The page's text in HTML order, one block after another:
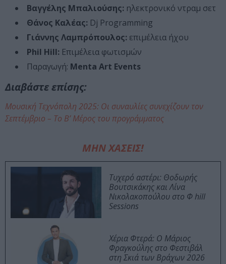
Βαγγέλης Μπαλιούσης: ηλεκτρονικό ντραμ σετ
Θάνος Καλέας: Dj Programming
Γιάννης Λαμπρόπουλος: επιμέλεια ήχου
Phil Hill: Επιμέλεια φωτισμών
Παραγωγή: Menta Art Events
Διαβάστε επίσης:
Μουσική Τεχνόπολη 2025: Οι συναυλίες συνεχίζουν τον
Σεπτέμβριο – Το Β’ Μέρος του προγράμματος
ΜΗΝ ΧΑΣΕΙΣ!
Τυχερό αστέρι: Θοδωρής
Βουτσικάκης και Λίνα
Νικολακοπούλου στο Φ hill
Sessions
Χέρια Φτερά: Ο Μάριος
Φραγκούλης στο Φεστιβάλ
στη Σκιά των Βράχων 2026